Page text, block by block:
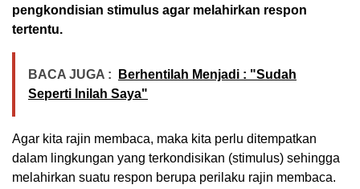
pengkondisian stimulus agar melahirkan respon
tertentu.
BACA JUGA :
Berhentilah Menjadi : "Sudah
Seperti Inilah Saya"
Agar kita rajin membaca, maka kita perlu ditempatkan
dalam lingkungan yang terkondisikan (stimulus) sehingga
melahirkan suatu respon berupa perilaku rajin membaca.